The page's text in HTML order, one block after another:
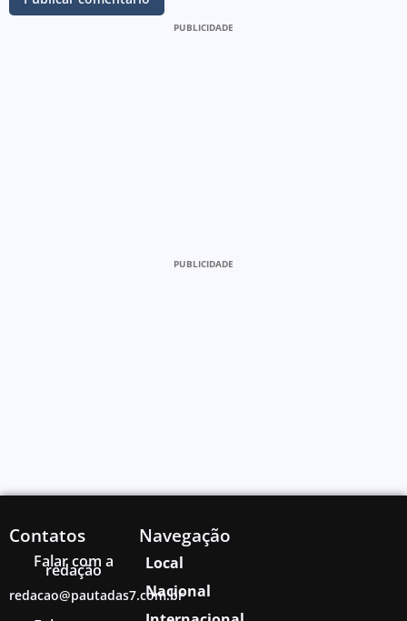
PUBLICIDADE
PUBLICIDADE
Contatos
Falar com a
redação
redacao@pautadas7.com.br
Navegação
Local
Nacional